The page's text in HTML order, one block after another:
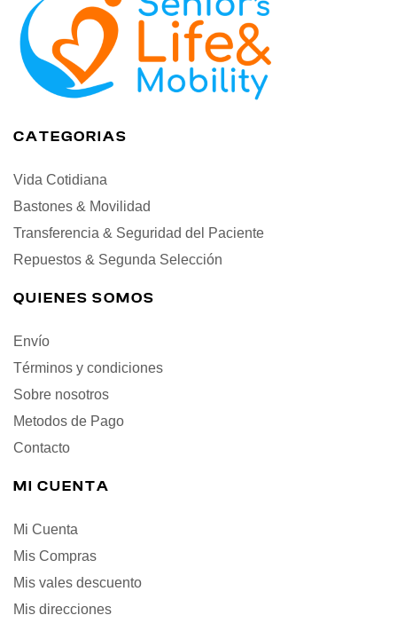
CATEGORIAS
Vida Cotidiana
Bastones & Movilidad
Transferencia & Seguridad del Paciente
Repuestos & Segunda Selección
QUIENES SOMOS
Envío
Términos y condiciones
Sobre nosotros
Metodos de Pago
Contacto
MI CUENTA
Mi Cuenta
Mis Compras
Mis vales descuento
Mis direcciones